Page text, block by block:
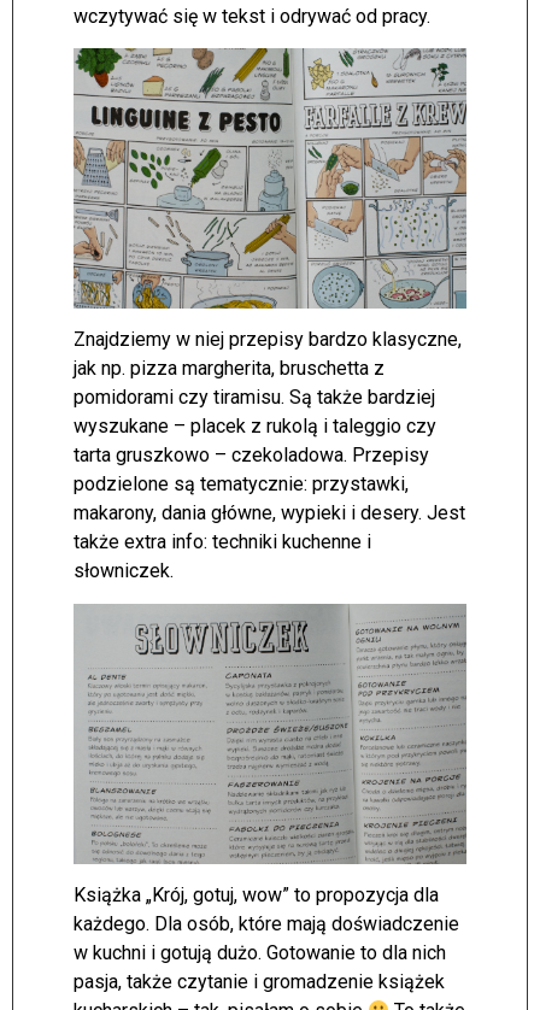
wczytywać się w tekst i odrywać od pracy.
Znajdziemy w niej przepisy bardzo klasyczne,
jak np. pizza margherita, bruschetta z
pomidorami czy tiramisu. Są także bardziej
wyszukane – placek z rukolą i taleggio czy
tarta gruszkowo – czekoladowa. Przepisy
podzielone są tematycznie: przystawki,
makarony, dania główne, wypieki i desery. Jest
także extra info: techniki kuchenne i
słowniczek.
Książka „Krój, gotuj, wow” to propozycja dla
każdego. Dla osób, które mają doświadczenie
w kuchni i gotują dużo. Gotowanie to dla nich
pasja, także czytanie i gromadzenie książek